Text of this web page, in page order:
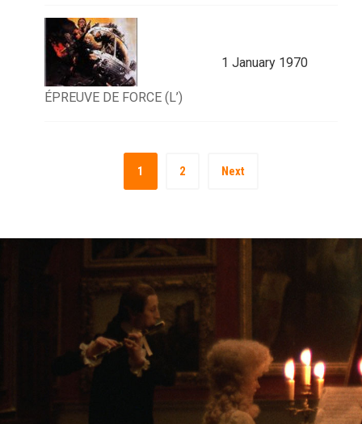
ÉPREUVE DE FORCE (L’)
1 January 1970
1 2 Next